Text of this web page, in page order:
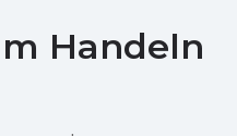
Handeln